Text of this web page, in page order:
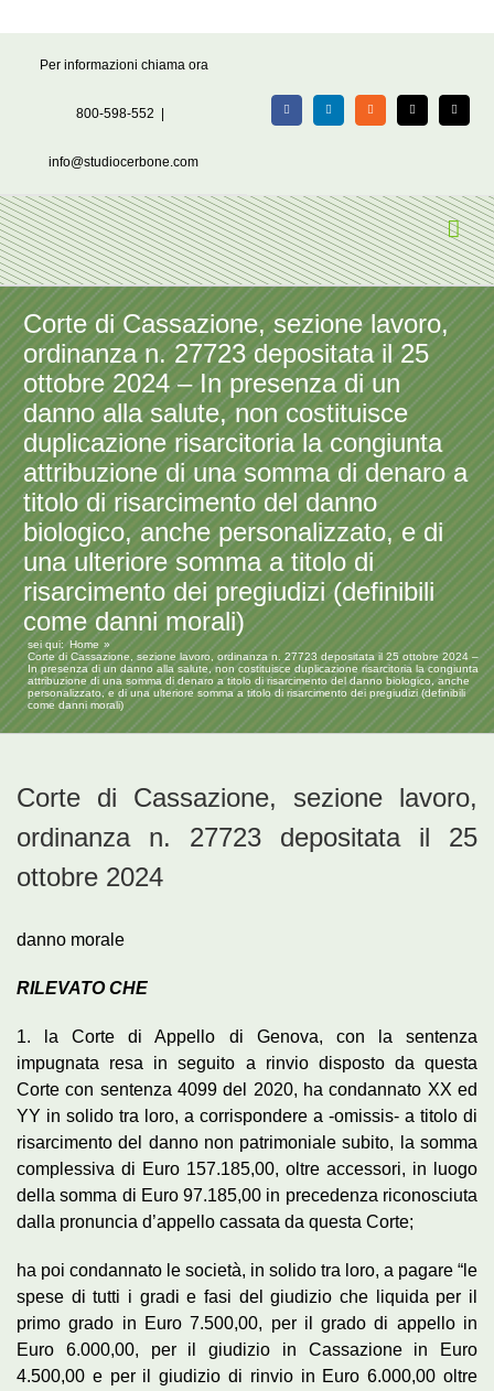
Per informazioni chiama ora
800-598-552
info@studiocerbone.com
FacebookLinkedIn Rss X Email
Corte di Cassazione, sezione lavoro,
ordinanza n. 27723 depositata il 25
ottobre 2024 – In presenza di un
danno alla salute, non costituisce
duplicazione risarcitoria la congiunta
attribuzione di una somma di denaro a
titolo di risarcimento del danno
biologico, anche personalizzato, e di
una ulteriore somma a titolo di
risarcimento dei pregiudizi (definibili
come danni morali)
sei qui: Home
Corte di Cassazione, sezione lavoro, ordinanza n. 27723 depositata il 25 ottobre 2024 –
In presenza di un danno alla salute, non costituisce duplicazione risarcitoria la congiunta
attribuzione di una somma di denaro a titolo di risarcimento del danno biologico, anche
personalizzato, e di una ulteriore somma a titolo di risarcimento dei pregiudizi (definibili
come danni morali)
Corte di Cassazione, sezione lavoro,
ordinanza n. 27723 depositata il 25
ottobre 2024
danno morale
RILEVATO CHE
1. la Corte di Appello di Genova, con la sentenza
impugnata resa in seguito a rinvio disposto da questa
Corte con sentenza 4099 del 2020, ha condannato XX ed
YY in solido tra loro, a corrispondere a -omissis- a titolo di
risarcimento del danno non patrimoniale subito, la somma
complessiva di Euro 157.185,00, oltre accessori, in luogo
della somma di Euro 97.185,00 in precedenza riconosciuta
dalla pronuncia d’appello cassata da questa Corte;
ha poi condannato le società, in solido tra loro, a pagare “le
spese di tutti i gradi e fasi del giudizio che liquida per il
primo grado in Euro 7.500,00, per il grado di appello in
Euro 6.000,00, per il giudizio in Cassazione in Euro
4.500,00 e per il giudizio di rinvio in Euro 6.000,00 oltre